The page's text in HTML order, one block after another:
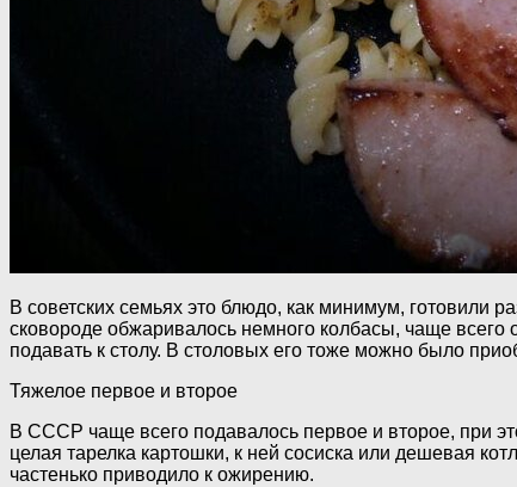
В советских семьях это блюдо, как минимум, готовили
сковороде обжаривалось немного колбасы, чаще
подавать к столу. В столовых его тоже можно было
Тяжелое первое и второе
В СССР чаще всего подавалось первое и второе, при
целая тарелка картошки, к ней сосиска или дешевая
частенько приводило к ожирению.